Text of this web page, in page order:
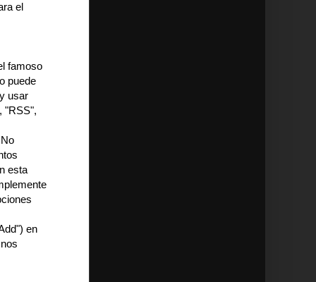
el
famoso
puede
usar
"RSS",
esta
en